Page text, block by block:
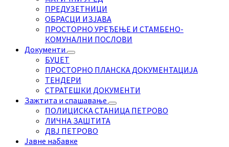
ПРЕДУЗЕТНИЦИ
ОБРАСЦИ ИЗЈАВА
ПРОСТОРНО УРЕЂЕЊЕ И СТАМБЕНО-
КОМУНАЛНИ ПОСЛОВИ
Документи
БУЏЕТ
ПРОСТОРНО ПЛАНСКА ДОКУМЕНТАЦИЈА
ТЕНДЕРИ
СТРАТЕШКИ ДОКУМЕНТИ
Зажтита и спашавање
ПОЛИЦИСКА СТАНИЦА ПЕТРОВО
ЛИЧНА ЗАШТИТА
ДВЈ ПЕТРОВО
Јавне набавке